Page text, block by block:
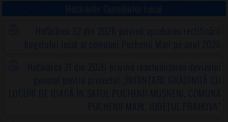
Hotărârea 32 din 2026 privind aprobarea rectificării
bugetului local al comunei Puchenii Mari pe anul 2026
Hotărârea 31 din 2026 privind reactualizarea devizului
general pentru proiectul „ÎNFIINȚARE GRĂDINIȚĂ CU
LOCURI DE JOACĂ ÎN SATUL PUCHENII MOȘNENI, COMUNA
PUCHENII MARI, JUDEȚUL PRAHOVA”